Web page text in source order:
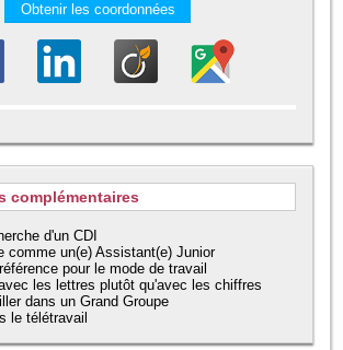
Obtenir les coordonnées
complémentaires
d'un CDI
comme un(e) Assistant(e) Junior
pour le mode de travail
les lettres plutôt qu'avec les chiffres
dans un Grand Groupe
le télétravail